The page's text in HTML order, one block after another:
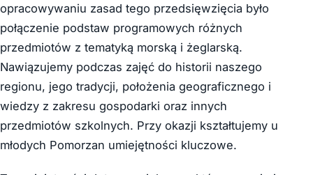
opracowywaniu zasad tego przedsięwzięcia było
połączenie podstaw programowych różnych
przedmiotów z tematyką morską i żeglarską.
Nawiązujemy podczas zajęć do historii naszego
regionu, jego tradycji, położenia geograficznego i
wiedzy z zakresu gospodarki oraz innych
przedmiotów szkolnych. Przy okazji kształtujemy u
młodych Pomorzan umiejętności kluczowe.